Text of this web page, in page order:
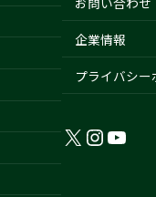
お問い合わせ
企業情報
プライバシー
X